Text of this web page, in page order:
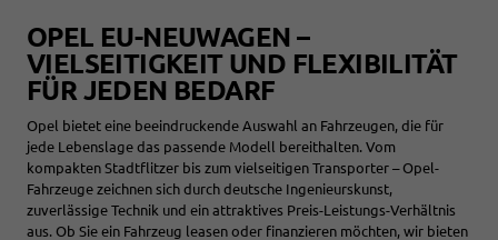
OPEL EU-NEUWAGEN –
VIELSEITIGKEIT UND FLEXIBILITÄT
FÜR JEDEN BEDARF
Opel bietet eine beeindruckende Auswahl an Fahrzeugen, die für
jede Lebenslage das passende Modell bereithalten. Vom
kompakten Stadtflitzer bis zum vielseitigen Transporter – Opel-
Fahrzeuge zeichnen sich durch deutsche Ingenieurskunst,
zuverlässige Technik und ein attraktives Preis-Leistungs-Verhältnis
aus. Ob Sie ein Fahrzeug leasen oder finanzieren möchten, wir bieten